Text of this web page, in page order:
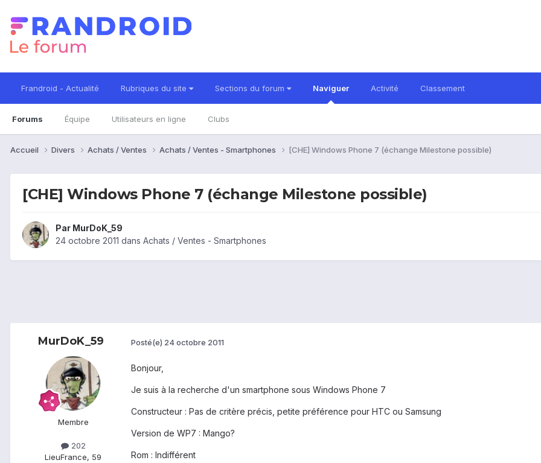
Frandroid - Actualité Rubriques du site Sections du forum Naviguer
Forums Équipe Utilisateurs en ligne Clubs
Activité Classement
Accueil Divers Achats / Ventes Achats / Ventes - Smartphones [CHE] Windows Phone 7 (échange Milestone possible)
[CHE] Windows Phone 7 (échange Milestone possible)
Par MurDoK_59
24 octobre 2011 dans Achats / Ventes - Smartphones
MurDoK_59
Membre
202
LieuFrance, 59
Posté(e) 24 octobre 2011
Bonjour,
Je suis à la recherche d'un smartphone sous Windows Phone 7
Constructeur : Pas de critère précis, petite préférence pour HTC ou Samsung
Version de WP7 : Mango?
Rom : Indifférent